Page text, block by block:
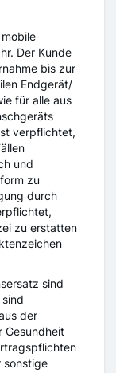
Der Kunde
bis zur
Endgerät/
für alle aus
verpflichtet,
und
zu
durch
zu erstatten
sind
der
Gesundheit
sonstige